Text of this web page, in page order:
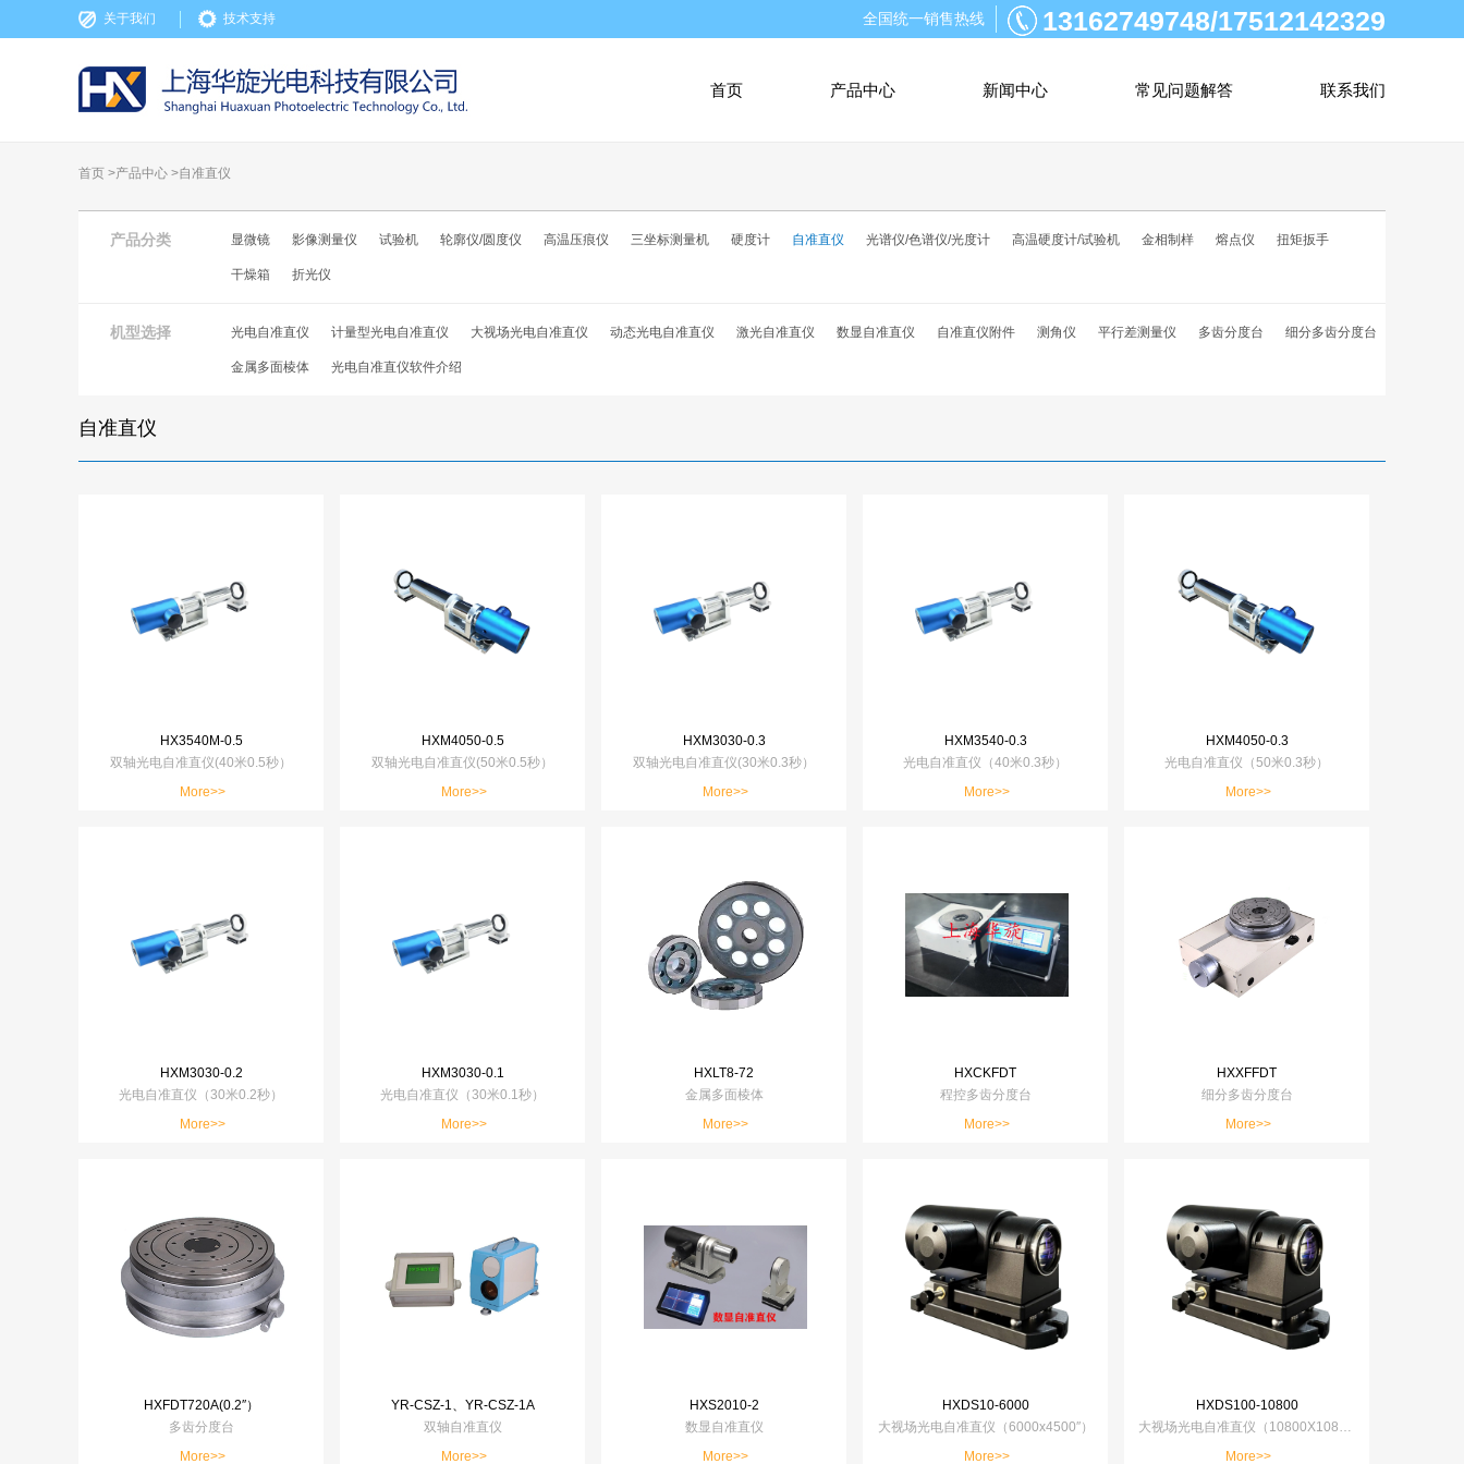
关于我们 技术支持 全国统一销售热线 13162749748/17512142329
首页 产品中心 新闻中心 常见问题解答 联系我们
首页 >产品中心 >自准直仪
产品分类 显微镜 影像测量仪 试验机 轮廓仪/圆度仪 高温压痕仪 三坐标测量机 硬度计 自准直仪 光谱仪/色谱仪/光度计 高温硬度计/试验机 金相制样 熔点仪 扭矩扳手
干燥箱 折光仪
机型选择 光电自准直仪 计量型光电自准直仪 大视场光电自准直仪 动态光电自准直仪 激光自准直仪 数显自准直仪 自准直仪附件 测角仪 平行差测量仪 多齿分度台 细分多齿分度台
金属多面棱体 光电自准直仪软件介绍
自准直仪
HX3540M-0.5
双轴光电自准直仪(40米0.5秒）
More>>
HXM4050-0.5
双轴光电自准直仪(50米0.5秒）
More>>
HXM3030-0.3
双轴光电自准直仪(30米0.3秒）
More>>
HXM3540-0.3
光电自准直仪（40米0.3秒）
More>>
HXM4050-0.3
光电自准直仪（50米0.3秒）
More>>
HXM3030-0.2
光电自准直仪（30米0.2秒）
More>>
HXM3030-0.1
光电自准直仪（30米0.1秒）
More>>
HXLT8-72
金属多面棱体
More>>
HXCKFDT
程控多齿分度台
More>>
HXXFFDT
细分多齿分度台
More>>
HXFDT720A(0.2″）
多齿分度台
More>>
YR-CSZ-1、YR-CSZ-1A
双轴自准直仪
More>>
HXS2010-2
数显自准直仪
More>>
HXDS10-6000
大视场光电自准直仪（6000x4500″）
More>>
HXDS100-10800
大视场光电自准直仪（10800X10800″）
More>>